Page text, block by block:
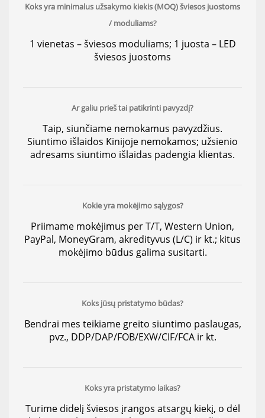
Koks yra minimalus užsakymo kiekis (MOQ) šviesos juostoms
/ moduliams?
1 vienetas – šviesos moduliams; 1 juosta – LED
šviesos juostoms
Ar galiu prieš tai patikrinti pavyzdį?
Taip, siunčiame nemokamus pavyzdžius.
Siuntimo išlaidos Kinijoje nemokamos; užsienio
adresams siuntimo išlaidas padengia klientas.
Kokie yra mokėjimo sąlygos?
Priimame mokėjimus per T/T, Western Union,
PayPal, MoneyGram, akredityvus (L/C) ir kt.; kitus
mokėjimo būdus galima susitarti.
Koks jūsų pristatymo būdas?
Bendrai mes teikiame greito siuntimo paslaugas,
pvz., DDP/DAP/FOB/EXW/CIF/FCA ir kt.
Koks yra pristatymo laikas?
Turime didelį šviesos įrangos atsargų kiekį, o dėl